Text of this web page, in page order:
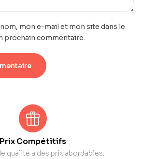
mon e-mail et mon site dans le
prochain commentaire.
Prix Compétitifs
qualité à des prix abordables.